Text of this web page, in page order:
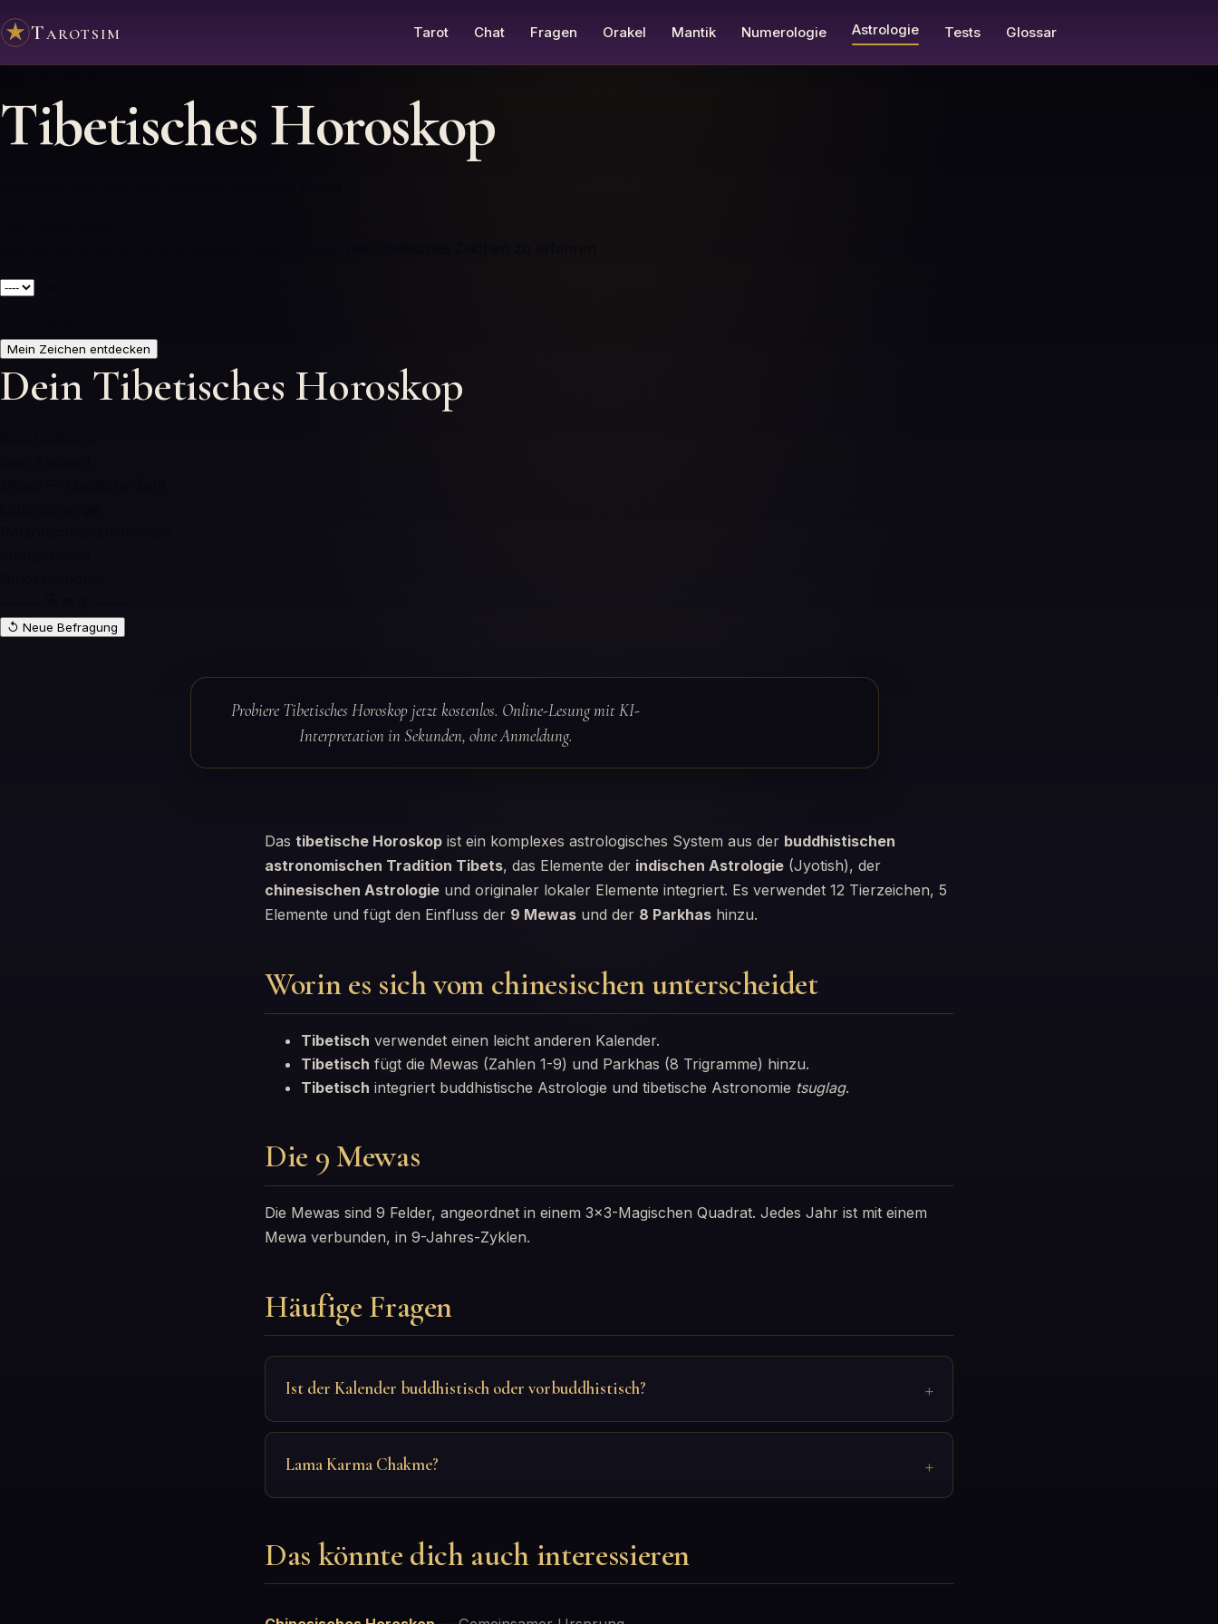
Tarotsim Tarot Chat Fragen Orakel Mantik Numerologie Astrologie Tests Glossar
Tibetisches Horoskop
Mein Zeichen entdecken
Dein Tibetisches Horoskop
↺ Neue Befragung
Probiere Tibetisches Horoskop jetzt kostenlos. Online-Lesung mit KI-
Interpretation in Sekunden, ohne Anmeldung.
Das tibetische Horoskop ist ein komplexes astrologisches System aus der buddhistischen
astronomischen Tradition Tibets, das Elemente der indischen Astrologie (Jyotish), der
chinesischen Astrologie und originaler lokaler Elemente integriert. Es verwendet 12 Tierzeichen, 5
Elemente und fügt den Einfluss der 9 Mewas und der 8 Parkhas hinzu.
Worin es sich vom chinesischen unterscheidet
Tibetisch verwendet einen leicht anderen Kalender.
Tibetisch fügt die Mewas (Zahlen 1-9) und Parkhas (8 Trigramme) hinzu.
Tibetisch integriert buddhistische Astrologie und tibetische Astronomie tsuglag.
Die 9 Mewas
Die Mewas sind 9 Felder, angeordnet in einem 3×3-Magischen Quadrat. Jedes Jahr ist mit einem
Mewa verbunden, in 9-Jahres-Zyklen.
Häufige Fragen
Ist der Kalender buddhistisch oder vorbuddhistisch?
Lama Karma Chakme?
Das könnte dich auch interessieren